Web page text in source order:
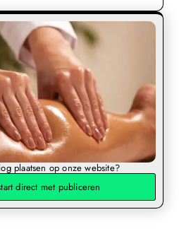
plaatsen op onze website?
direct met publiceren